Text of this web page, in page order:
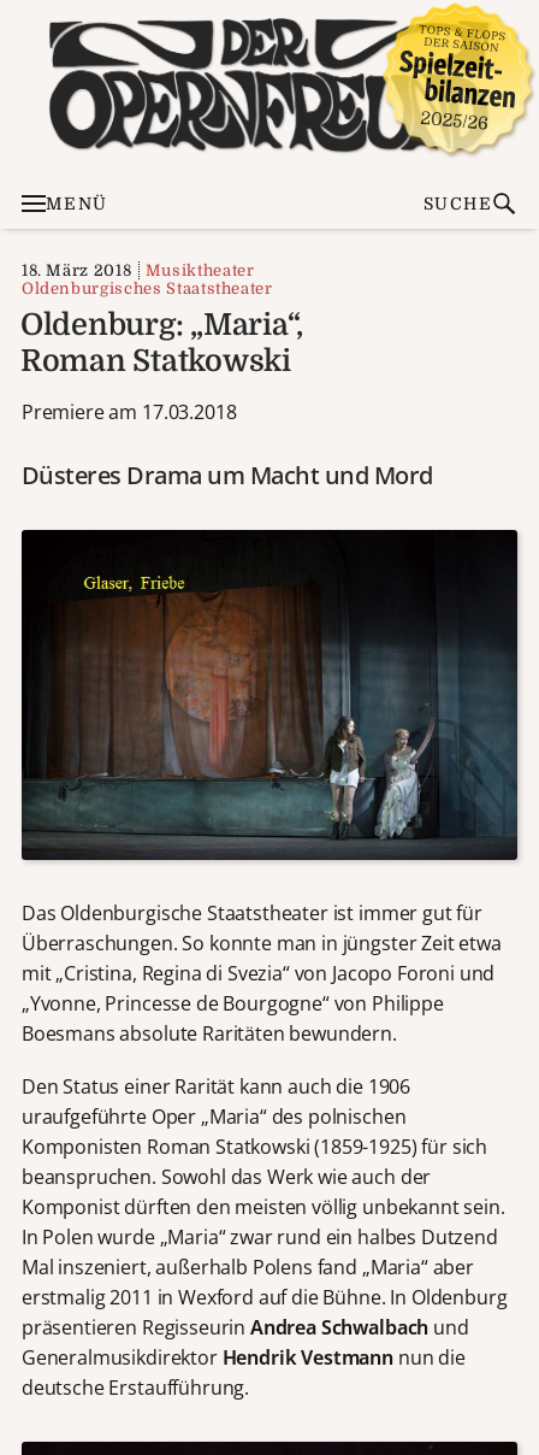
MENÜ SUCHE
18. März 2018
Musiktheater
Oldenburgisches Staatstheater
Oldenburg: „Maria“,
Roman Statkowski
Premiere am 17.03.2018
Düsteres Drama um Macht und Mord
Das Oldenburgische Staatstheater ist immer gut für
Überraschungen. So konnte man in jüngster Zeit etwa
mit „Cristina, Regina di Svezia“ von Jacopo Foroni und
„Yvonne, Princesse de Bourgogne“ von Philippe
Boesmans absolute Raritäten bewundern.
Den Status einer Rarität kann auch die 1906
uraufgeführte Oper „Maria“ des polnischen
Komponisten Roman Statkowski (1859-1925) für sich
beanspruchen. Sowohl das Werk wie auch der
Komponist dürften den meisten völlig unbekannt sein.
In Polen wurde „Maria“ zwar rund ein halbes Dutzend
Mal inszeniert, außerhalb Polens fand „Maria“ aber
erstmalig 2011 in Wexford auf die Bühne. In Oldenburg
präsentieren Regisseurin Andrea Schwalbach und
Generalmusikdirektor Hendrik Vestmann nun die
deutsche Erstaufführung.